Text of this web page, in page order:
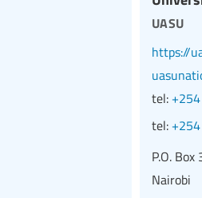
uasu
https://
tel:
tel:
P.O.
Nairobi